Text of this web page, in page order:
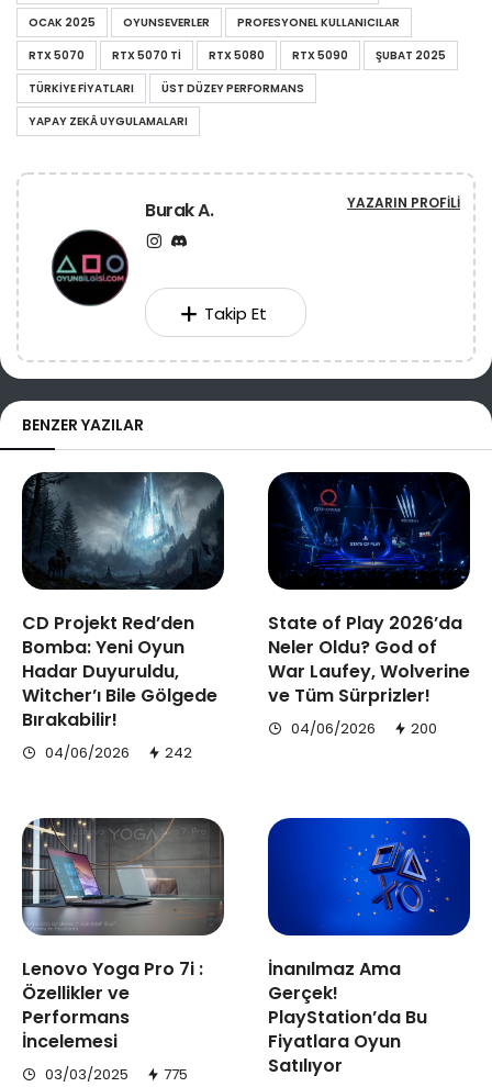
OCAK 2025
OYUNSEVERLER
PROFESYONEL KULLANICILAR
RTX 5070
RTX 5070 TI RTX 5080 RTX 5090
ŞUBAT 2025
TÜRKIYE FIYATLARI
ÜST DÜZEY PERFORMANS
YAPAY ZEKÂ UYGULAMALARI
Burak A. YAZARIN PROFILI
Takip Et
BENZER YAZILAR
CD Projekt Red’den
Bomba: Yeni Oyun
Hadar Duyuruldu,
Witcher’ı Bile Gölgede
Bırakabilir!
04/06/2026 242
State of Play 2026’da
Neler Oldu? God of
War Laufey, Wolverine
ve Tüm Sürprizler!
04/06/2026 200
Lenovo Yoga Pro 7i :
Özellikler ve
Performans
İncelemesi
03/03/2025 775
İnanılmaz Ama
Gerçek!
PlayStation’da Bu
Fiyatlara Oyun
Satılıyor